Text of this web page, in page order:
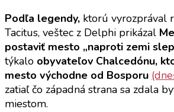
Podľa legendy, ktorú vyrozprával
Tacitus, veštec z Delphi prikázal
postaviť mesto „naproti zemi
týkalo obyvateľov Chalcedónu,
mesto východne od Bosporu
zatiaľ čo západná strana sa zdala
miestom.